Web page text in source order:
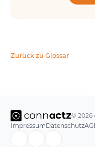
Zurück zu Glossar
© 2026
ImpressumDatenschutz